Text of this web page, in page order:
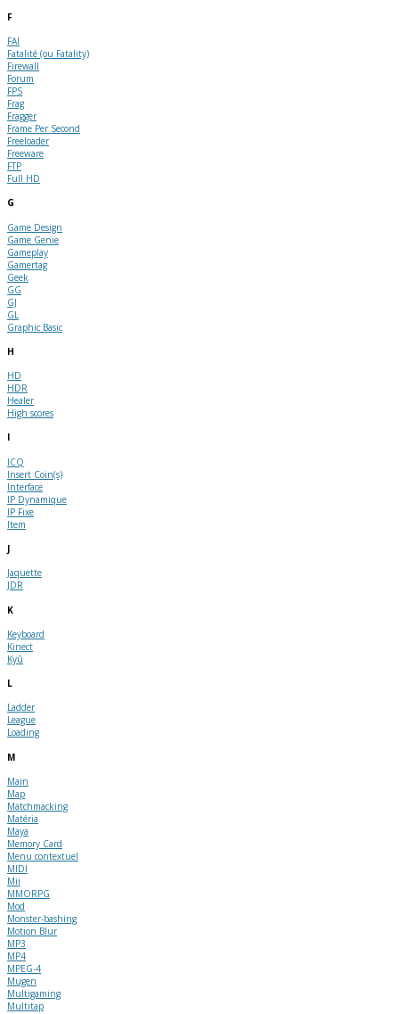
F
FAI
Fatalité (ou Fatality)
Firewall
Forum
FPS
Frag
Fragger
Frame Per Second
Freeloader
Freeware
FTP
Full HD
G
Game Design
Game Genie
Gameplay
Gamertag
Geek
GG
GJ
GL
Graphic Basic
H
HD
HDR
Healer
High scores
I
ICQ
Insert Coin(s)
Interface
IP Dynamique
IP Fixe
Item
J
Jaquette
JDR
K
Keyboard
Kinect
Kyû
L
Ladder
League
Loading
M
Main
Map
Matchmacking
Matéria
Maya
Memory Card
Menu contextuel
MIDI
Mii
MMORPG
Mod
Monster-bashing
Motion Blur
MP3
MP4
MPEG-4
Mugen
Multigaming
Multitap